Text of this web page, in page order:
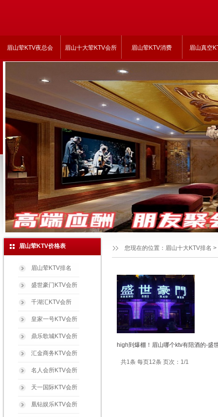
眉山荤KTV夜总会 眉山十大荤KTV会所 眉山荤KTV消费 眉山真空
眉山荤KTV价格表
眉山荤KTV排名
盛世豪门KTV会所
千湖汇KTV会所
皇家一号KTV会所
鼎乐歌城KTV会所
汇金商务KTV会所
名人会所KTV会所
天一国际KTV会所
凰钻娱乐KTV会所
high到爆棚！眉山哪个ktv有陪酒的-盛
共1条 每页12条 页次：1/1
您现在的位置： 眉山十大KTV排名 >